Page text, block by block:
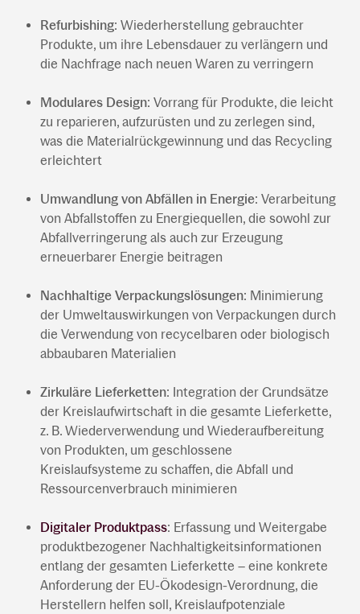
Refurbishing: Wiederherstellung gebrauchter
Produkte, um ihre Lebensdauer zu verlängern und
die Nachfrage nach neuen Waren zu verringern
Modulares Design: Vorrang für Produkte, die leicht
zu reparieren, aufzurüsten und zu zerlegen sind,
was die Materialrückgewinnung und das Recycling
erleichtert
Umwandlung von Abfällen in Energie: Verarbeitung
von Abfallstoffen zu Energiequellen, die sowohl zur
Abfallverringerung als auch zur Erzeugung
erneuerbarer Energie beitragen
Nachhaltige Verpackungslösungen: Minimierung
der Umweltauswirkungen von Verpackungen durch
die Verwendung von recycelbaren oder biologisch
abbaubaren Materialien
Zirkuläre Lieferketten: Integration der Grundsätze
der Kreislaufwirtschaft in die gesamte Lieferkette,
z. B. Wiederverwendung und Wiederaufbereitung
von Produkten, um geschlossene
Kreislaufsysteme zu schaffen, die Abfall und
Ressourcenverbrauch minimieren
Digitaler Produktpass: Erfassung und Weitergabe
produktbezogener Nachhaltigkeitsinformationen
entlang der gesamten Lieferkette – eine konkrete
Anforderung der EU-Ökodesign-Verordnung, die
Herstellern helfen soll, Kreislaufpotenziale